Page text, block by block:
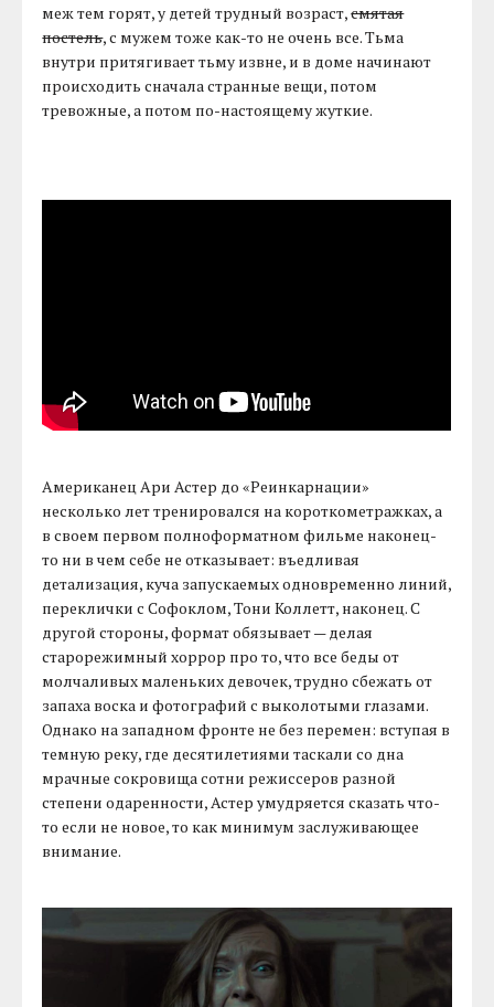
меж тем горят, у детей трудный возраст,смятая
постель, с мужем тоже как-то не очень все. Тьма
внутри притягивает тьму извне, и в доме начинают
происходить сначала странные вещи, потом
тревожные, а потом по-настоящему жуткие.
Американец Ари Астер до «Реинкарнации»
несколько лет тренировался на короткометражках, а
в своем первом полноформатном фильме наконец-
то ни в чем себе не отказывает: въедливая
детализация, куча запускаемых одновременно линий,
переклички с Софоклом, Тони Коллетт, наконец. С
другой стороны, формат обязывает — делая
старорежимный хоррор про то, что все беды от
молчаливых маленьких девочек, трудно сбежать от
запаха воска и фотографий с выколотыми глазами.
Однако на западном фронте не без перемен: вступая в
темную реку, где десятилетиями таскали со дна
мрачные сокровища сотни режиссеров разной
степени одаренности, Астер умудряется сказать что-
то если не новое, то как минимум заслуживающее
внимание.